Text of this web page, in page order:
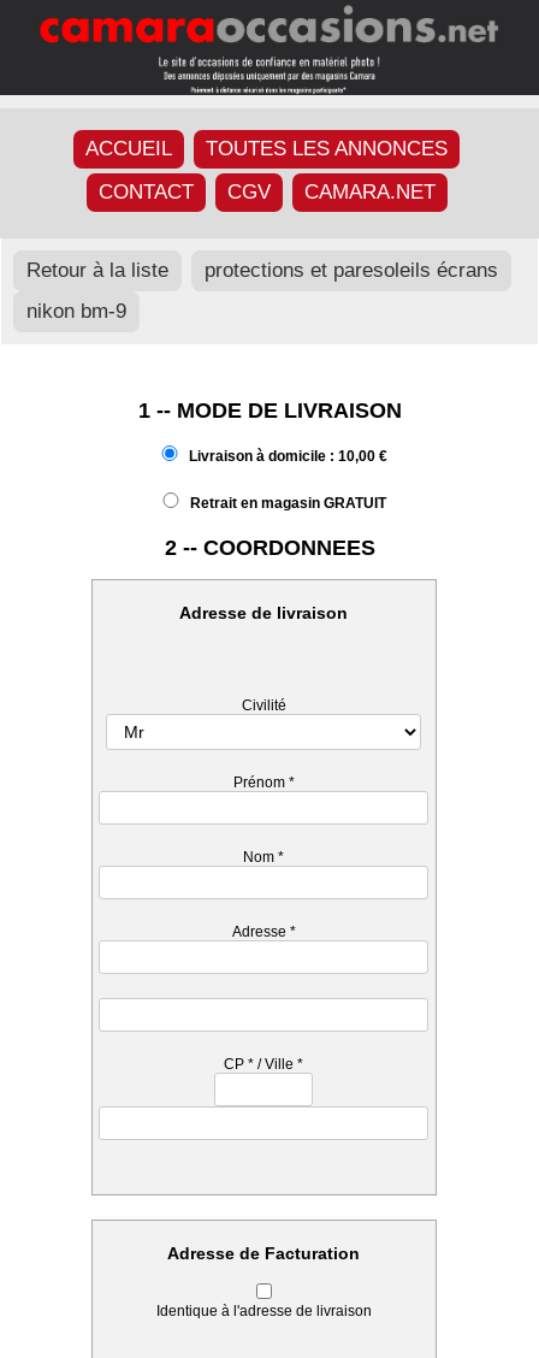
ACCUEIL
TOUTES LES ANNONCES
CONTACT
CGV CAMARA.NET
Retour à la liste
protections et paresoleils écrans
nikon bm-9
1 -- MODE DE LIVRAISON
Livraison à domicile : 10,00 €
Retrait en magasin GRATUIT
2 -- COORDONNEES
Adresse de livraison
Civilité
Prénom *
Nom *
Adresse *
CP * / Ville *
Adresse de Facturation
Identique à l'adresse de livraison